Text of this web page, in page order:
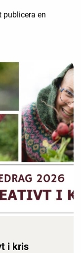
publicera en
i kris